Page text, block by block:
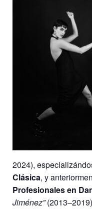
2024),
Clásica, y
Profesionales en
Jiménez”